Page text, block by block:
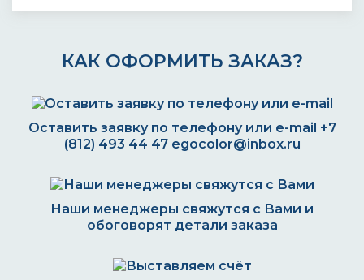
КАК ОФОРМИТЬ ЗАКАЗ?
Оставить заявку по телефону или e-mail +7
(812) 493 44 47 egocolor@inbox.ru
Наши менеджеры свяжутся с Вами и
обоговорят детали заказа